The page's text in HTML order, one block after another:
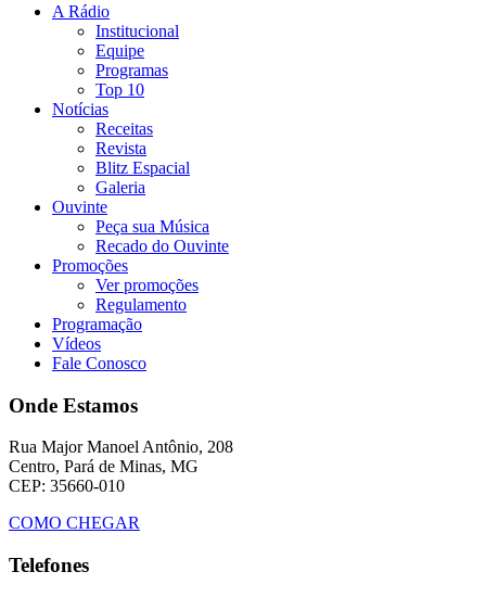
A Rádio
Institucional
Equipe
Programas
Top 10
Notícias
Receitas
Revista
Blitz Espacial
Galeria
Ouvinte
Peça sua Música
Recado do Ouvinte
Promoções
Ver promoções
Regulamento
Programação
Vídeos
Fale Conosco
Onde Estamos
Rua Major Manoel Antônio, 208
Centro, Pará de Minas, MG
CEP: 35660-010
COMO CHEGAR
Telefones